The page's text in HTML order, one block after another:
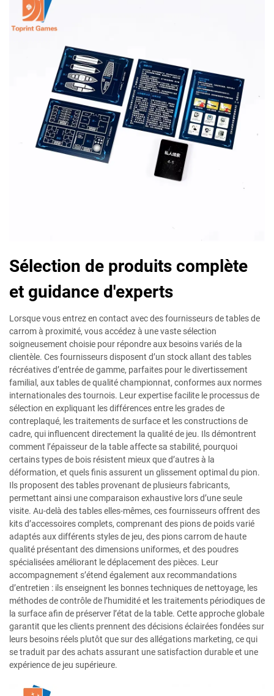
Sélection de produits complète
et guidance d'experts
Lorsque vous entrez en contact avec des fournisseurs de tables de
carrom à proximité, vous accédez à une vaste sélection
soigneusement choisie pour répondre aux besoins variés de la
clientèle. Ces fournisseurs disposent d’un stock allant des tables
récréatives d’entrée de gamme, parfaites pour le divertissement
familial, aux tables de qualité championnat, conformes aux normes
internationales des tournois. Leur expertise facilite le processus de
sélection en expliquant les différences entre les grades de
contreplaqué, les traitements de surface et les constructions de
cadre, qui influencent directement la qualité de jeu. Ils démontrent
comment l’épaisseur de la table affecte sa stabilité, pourquoi
certains types de bois résistent mieux que d’autres à la
déformation, et quels finis assurent un glissement optimal du pion.
Ils proposent des tables provenant de plusieurs fabricants,
permettant ainsi une comparaison exhaustive lors d’une seule
visite. Au-delà des tables elles-mêmes, ces fournisseurs offrent des
kits d’accessoires complets, comprenant des pions de poids varié
adaptés aux différents styles de jeu, des pions carrom de haute
qualité présentant des dimensions uniformes, et des poudres
spécialisées améliorant le déplacement des pièces. Leur
accompagnement s’étend également aux recommandations
d’entretien : ils enseignent les bonnes techniques de nettoyage, les
méthodes de contrôle de l’humidité et les traitements périodiques de
la surface afin de préserver l’état de la table. Cette approche globale
garantit que les clients prennent des décisions éclairées fondées sur
leurs besoins réels plutôt que sur des allégations marketing, ce qui
se traduit par des achats assurant une satisfaction durable et une
expérience de jeu supérieure.